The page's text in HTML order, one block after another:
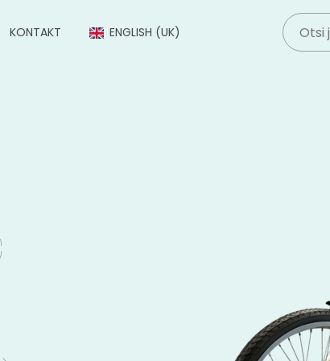
KONTAKT ENGLISH (UK)